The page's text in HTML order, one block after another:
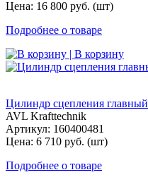
Цена: 16 800 руб. (шт)
Подробнее о товаре
| В корзину
Цилиндр сцепления главный
AVL Krafttechnik
Артикул: 160400481
Цена: 6 710 руб. (шт)
Подробнее о товаре